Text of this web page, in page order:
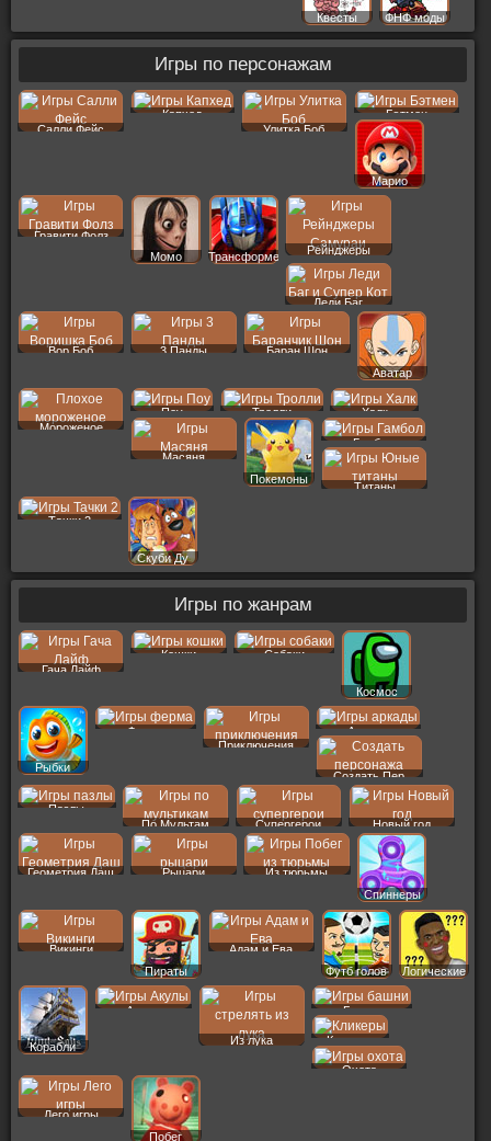
Квесты ФНФ моды
Игры по персонажам
Салли Фейс
Капхед
Улитка Боб
Бэтмен
Марио
Гравити Фолз
Момо
Трансформеры
Рейнджеры
Леди Баг
Вор Боб 3 Панды
Баран Шон
Аватар
Мороженое
Поу Тролли Халк
Масяня
Покемоны
Гамбол
Титаны
Тачки 2
Скуби Ду
Игры по жанрам
Гача Лайф
Кошки Собаки
Космос
Рыбки
Ферма
Приключения
Аркады
Создать Пер
Пазлы
По Мультам
Супергерои Новый год
Геометрия Даш Рыцари
Из тюрьмы
Спиннеры
Викинги
Пираты
Адам и Ева
Футб голов
Логические
Корабли
Акулы
Из лука
Башни
Кликеры
Охота
Лего игры
Побег